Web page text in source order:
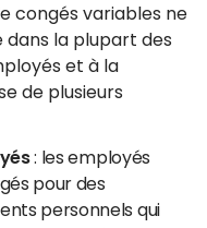
congés variables ne
la plupart des
et à la
de plusieurs
: les employés
pour des
personnels qui